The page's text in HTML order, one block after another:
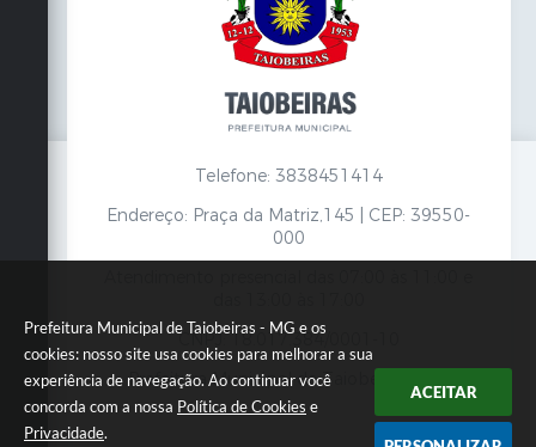
Prefeitura Municipal de Taiobeiras - MG e os
cookies: nosso site usa cookies para melhorar a sua
experiência de navegação. Ao continuar você
concorda com a nossa Política de Cookies e
Privacidade.
ACEITAR
Telefone: 3838451414
Endereço: Praça da Matriz,145 | CEP: 39550-
000
CNPJ: 18.017.384/0001-10
Prefeitura Municipal de Taiobeiras - MG